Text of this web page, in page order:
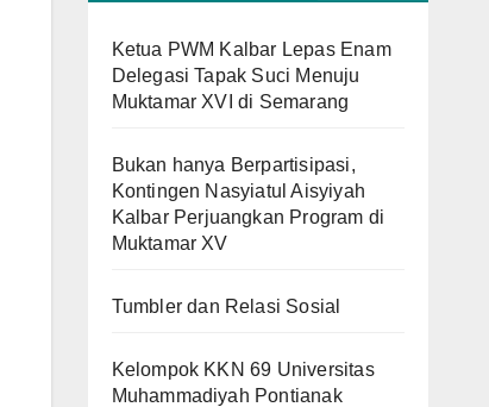
Ketua PWM Kalbar Lepas Enam
Delegasi Tapak Suci Menuju
Muktamar XVI di Semarang
Bukan hanya Berpartisipasi,
Kontingen Nasyiatul Aisyiyah
Kalbar Perjuangkan Program di
Muktamar XV
Tumbler dan Relasi Sosial
Kelompok KKN 69 Universitas
Muhammadiyah Pontianak